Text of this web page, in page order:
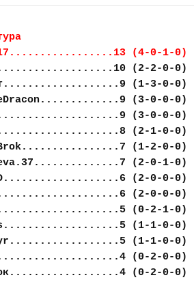
(4-0-1-0)
(2-2-0-0)
(1-3-0-0)
(3-0-0-0)
(3-0-0-0)
(2-1-0-0)
(1-2-0-0)
(2-0-1-0)
(2-0-0-0)
(2-0-0-0)
(0-2-1-0)
(1-1-0-0)
(1-1-0-0)
(0-2-0-0)
(0-2-0-0)